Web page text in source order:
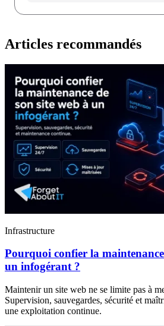
Articles recommandés
Infrastructure
Pourquoi confier la
un infogérant ?
Maintenir un site web ne se limite pas à
Supervision, sauvegardes, sécurité et
une exploitation continue.